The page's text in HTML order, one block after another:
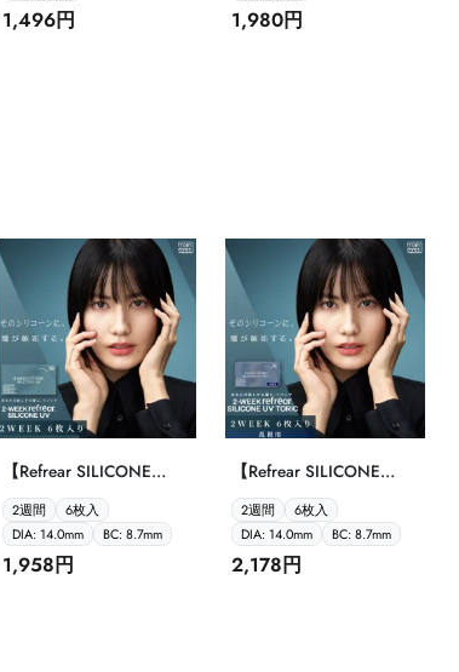
1,496円 1,980円
【Refrear SILICONE
2week フレア シリコー
ン 6枚入】
2週間
6枚入
DIA: 14.0mm
BC: 8.7mm
1,958円
【Refrear SILICONE
TORIC 2week フレア シ
リコーン トーリック
6P】
2週間
6枚入
DIA: 14.0mm
BC: 8.7mm
2,178円